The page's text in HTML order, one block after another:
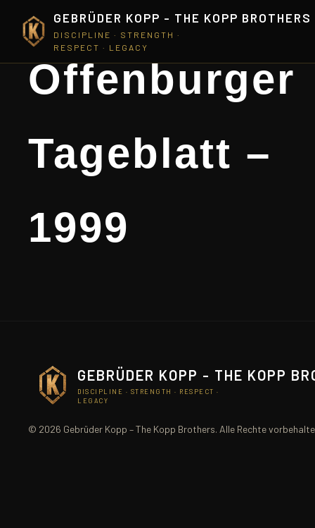
GEBRÜDER KOPP - THE KOPP BROTHERS
DISCIPLINE · STRENGTH ·
RESPECT · LEGACY
Offenburger
Tageblatt –
1999
GEBRÜDER KOPP - THE KOPP
DISCIPLINE · STRENGTH · RESPECT ·
LEGACY
© 2026 Gebrüder Kopp – The Kopp Brothers. Alle Rechte